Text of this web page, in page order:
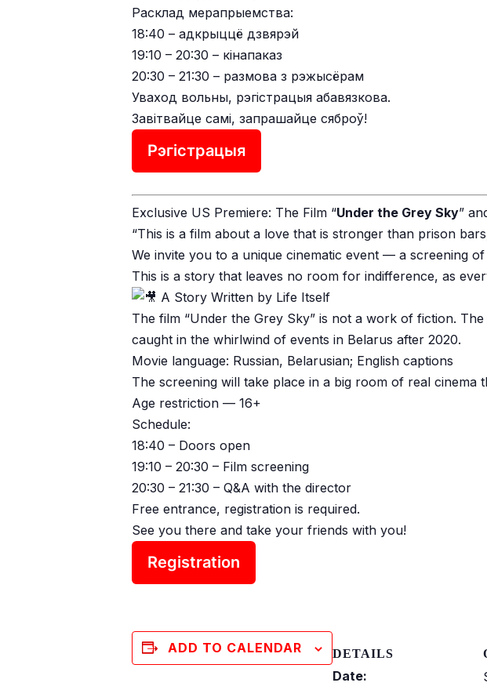
Расклад мерапрыемства:
18:40 – адкрыццё дзвярэй
19:10 – 20:30 – кінапаказ
20:30 – 21:30 – размова з рэжысёрам
Уваход вольны, рэгістрацыя абавязкова.
Завітвайце самі, запрашайце сяброў!
Рэгістрацыя
Exclusive US Premiere: The Film “Under the Grey Sky”
“This is a film about a love that is stronger than prison
We invite you to a unique cinematic event — a screening
This is a story that leaves no room for indifference, as
A Story Written by Life Itself
The film “Under the Grey Sky” is not a work of fiction.
caught in the whirlwind of events in Belarus after 2020.
Movie language: Russian, Belarusian; English captions
The screening will take place in a big room of real cinema
Age restriction — 16+
Schedule:
18:40 – Doors open
19:10 – 20:30 – Film screening
20:30 – 21:30 – Q&A with the director
Free entrance, registration is required.
See you there and take your friends with you!
Registration
ADD TO CALENDAR DETAILS
Date: